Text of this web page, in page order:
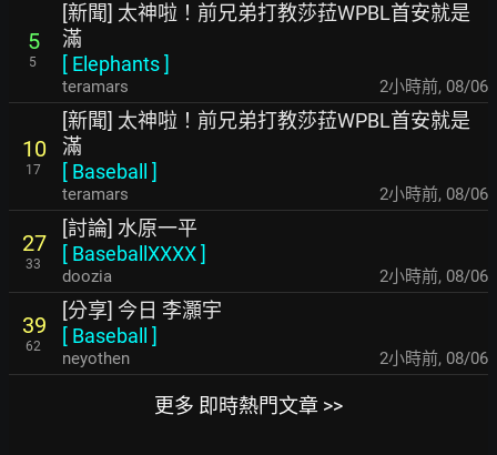
5
5
[新聞] 太神啦！前兄弟打教莎菈WPBL首安就是
滿
[ Elephants]
teramars 2小時前, 08/06
10
17
[新聞] 太神啦！前兄弟打教莎菈WPBL首安就是
滿
[ Baseball ]
teramars 2小時前, 08/06
27
33
[討論] 水原一平
[ BaseballXXXX]
doozia 2小時前, 08/06
39
62
[分享] 今日 李灝宇
[ Baseball ]
neyothen 2小時前, 08/06
更多 即時熱門文章 >>